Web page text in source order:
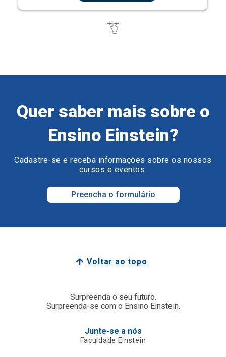
Quer saber mais sobre o
Ensino Einstein?
Cadastre-se e receba informações sobre os nossos
cursos e eventos.
Preencha o formulário
Voltar ao topo
Surpreenda o seu futuro.
Surpreenda-se com o Ensino Einstein.
Junte-se a nós
Faculdade Einstein